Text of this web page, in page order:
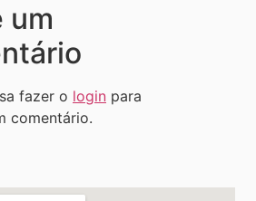
um
fazer o login para
comentário.